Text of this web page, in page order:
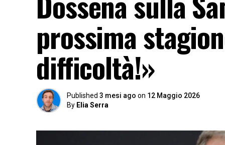
prossima
difficoltà!»
Published 3 mesi ago on 12 Maggio 2026
By Elia Serra